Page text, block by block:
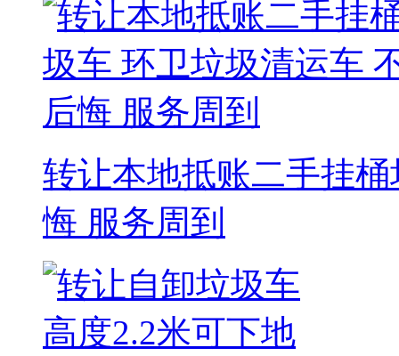
转让本地抵账二手挂
悔 服务周到